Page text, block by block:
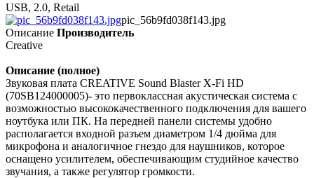
USB, 2.0, Retail
pic_56b9fd038f143.jpg
Описание Производитель
Creative
Описание (полное)
Звуковая плата CREATIVE Sound Blaster X-Fi HD
(70SB124000005)- это первоклассная акустическая система с
возможностью высококачественного подключения для вашего
ноутбука или ПК. На передней панели системы удобно
располагается входной разъем диаметром 1/4 дюйма для
микрофона и аналогичное гнездо для наушников, которое
оснащено усилителем, обеспечивающим студийное качество
звучания, а также регулятор громкости.